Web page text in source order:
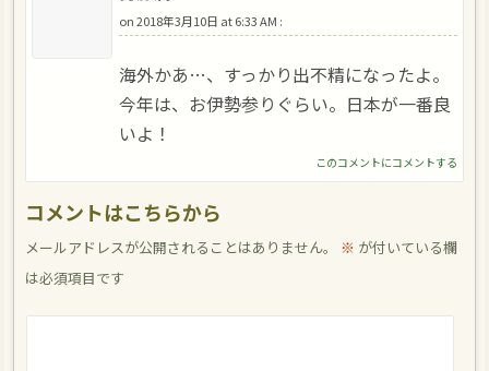
on2018年3月10日 at 6:33 AM :
海外かあ…、すっかり出不精になったよ。
今年は、お伊勢参りぐらい。日本が一番良
いよ！
このコメントにコメントする
コメントはこちらから
メールアドレスが公開されることはありません。 ※ が付いている欄
は必須項目です